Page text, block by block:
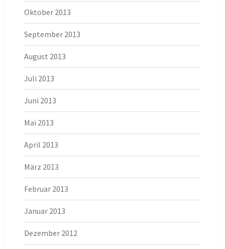
Oktober 2013
September 2013
August 2013
Juli 2013
Juni 2013
Mai 2013
April 2013
März 2013
Februar 2013
Januar 2013
Dezember 2012